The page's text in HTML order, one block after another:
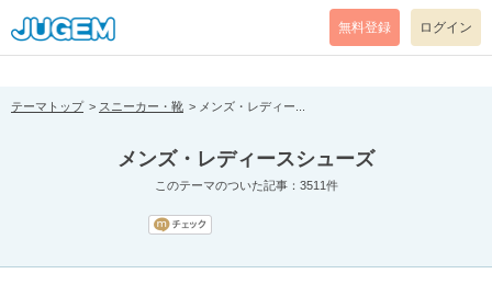
[pear_error: message="Success" code=0 mode=return level=notice
prefix="" info=""]
無料登録 ログイン
テーマトップ スニーカー・靴 メンズ・レディー...
メンズ・レディースシューズ
このテーマのついた記事：3511件